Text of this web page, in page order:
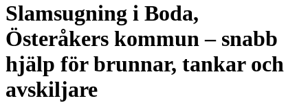
Slamsugning i Boda,
Österåkers kommun – snabb
hjälp för brunnar, tankar och
avskiljare